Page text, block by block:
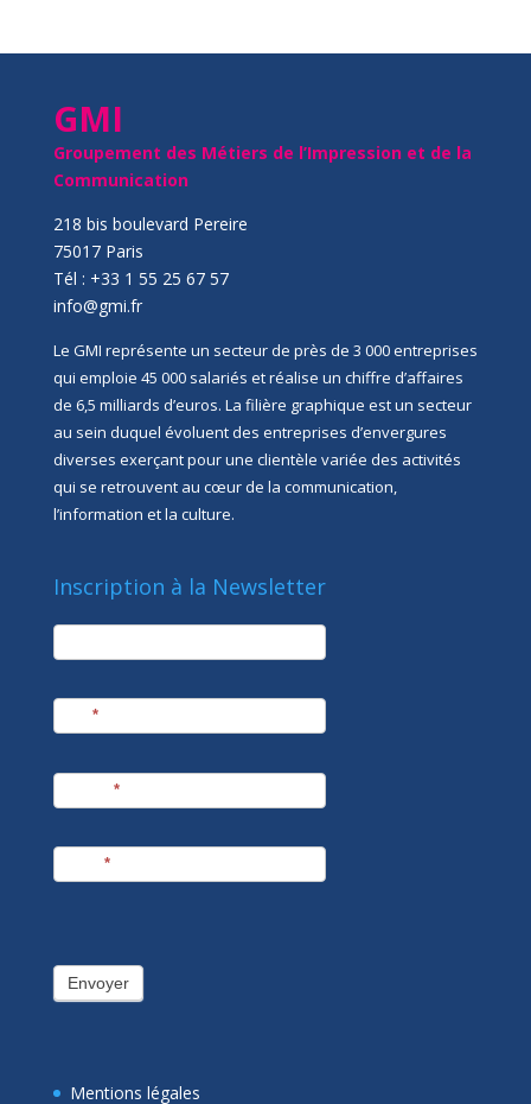
GMI
Groupement des Métiers de l’Impression et de la
Communication
218 bis boulevard Pereire
75017 Paris
Tél : +33 1 55 25 67 57
info@gmi.fr
Le GMI représente un secteur de près de 3 000 entreprises
qui emploie 45 000 salariés et réalise un chiffre d’affaires
de 6,5 milliards d’euros. La filière graphique est un secteur
au sein duquel évoluent des entreprises d’envergures
diverses exerçant pour une clientèle variée des activités
qui se retrouvent au cœur de la communication,
l’information et la culture.
Inscription à la Newsletter
newsletter
*
*
*
Envoyer
Mentions légales